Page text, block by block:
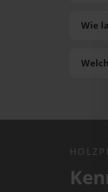
Wie